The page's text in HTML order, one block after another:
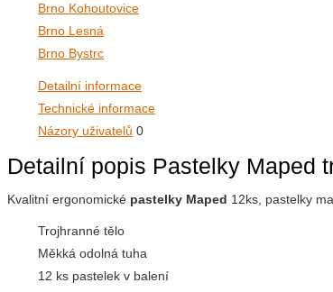
Brno Kohoutovice
Brno Lesná
Brno Bystrc
Detailní informace
Technické informace
Názory uživatelů 0
Detailní popis Pastelky Maped
Kvalitní ergonomické pastelky Maped 12ks, pastelky
Trojhranné tělo
Měkká odolná tuha
12 ks pastelek v balení